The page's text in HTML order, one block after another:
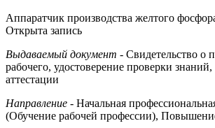
Аппаратчик производства желтого
Открыта запись
Выдаваемый документ - Свидетельство о
рабочего, удостоверение проверки
аттестации
Направление - Начальная
(Обучение рабочей профессии),